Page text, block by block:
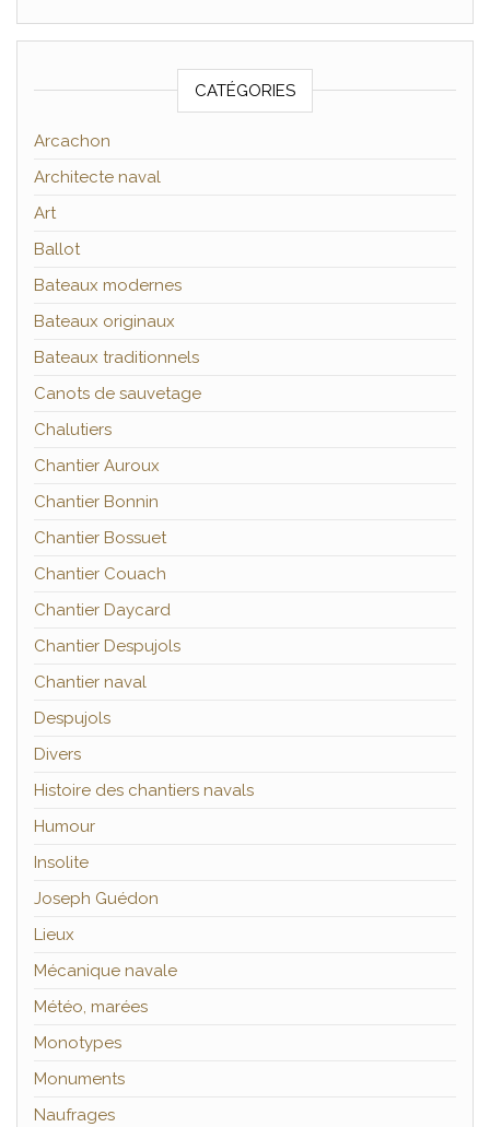
CATÉGORIES
Arcachon
Architecte naval
Art
Ballot
Bateaux modernes
Bateaux originaux
Bateaux traditionnels
Canots de sauvetage
Chalutiers
Chantier Auroux
Chantier Bonnin
Chantier Bossuet
Chantier Couach
Chantier Daycard
Chantier Despujols
Chantier naval
Despujols
Divers
Histoire des chantiers navals
Humour
Insolite
Joseph Guédon
Lieux
Mécanique navale
Météo, marées
Monotypes
Monuments
Naufrages